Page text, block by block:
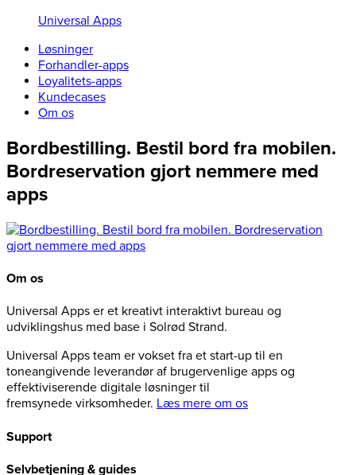
Universal Apps
Løsninger
Forhandler-apps
Loyalitets-apps
Kundecases
Om os
Bordbestilling. Bestil bord fra mobilen.
Bordreservation gjort nemmere med
apps
Om os
Universal Apps er et kreativt interaktivt bureau og
udviklingshus med base i Solrød Strand.
Universal Apps team er vokset fra et start-up til en
toneangivende leverandør af brugervenlige apps og
effektiviserende digitale løsninger til
fremsynede virksomheder. Læs mere om os
Support
Selvbetjening & guides